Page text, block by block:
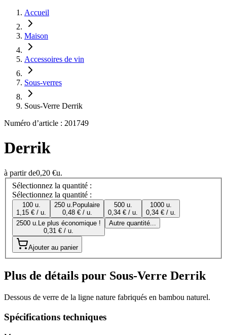
Accueil
Maison
Accessoires de vin
Sous-verres
Sous-Verre Derrik
Numéro d’article : 201749
Derrik
à partir de0,20 €u.
Sélectionnez la quantité :
Sélectionnez la quantité :
100 u.
1,15 € / u.
250 u. Populaire
0,48 € / u.
500 u.
0,34 € / u.
1000 u.
0,34 € / u.
2500 u. Le plus économique !
0,31 € / u.
Autre quantité...
Ajouter au panier
Plus de détails pour Sous-Verre Derrik
Dessous de verre de la ligne nature fabriqués en bambou naturel.
Spécifications techniques